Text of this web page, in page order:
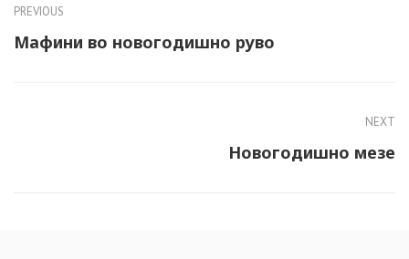
PREVIOUS
Мафини во новогодишно руво
NEXT
Новогодишно мезе